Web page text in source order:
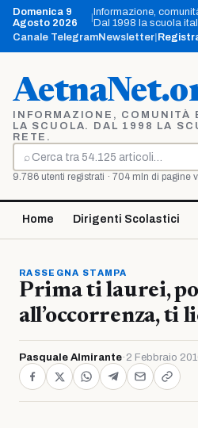
Vai
contenuto
Domenica 9
Agosto 2026
|Informazione,
Dal 1998 la scuola
Canale TelegramNewsletter
INFORMAZIONE, COMUNITÀ
LA SCUOLA. DAL 1998 LA
RETE.
⌕
Cerca
9.786 utenti registrati · 704 mln di pagine
Home Dirigenti Scolastici
RASSEGNA STAMPA
Prima ti laurei,
all’occorrenza, ti
Pasquale Almirante· 2 Febbraio